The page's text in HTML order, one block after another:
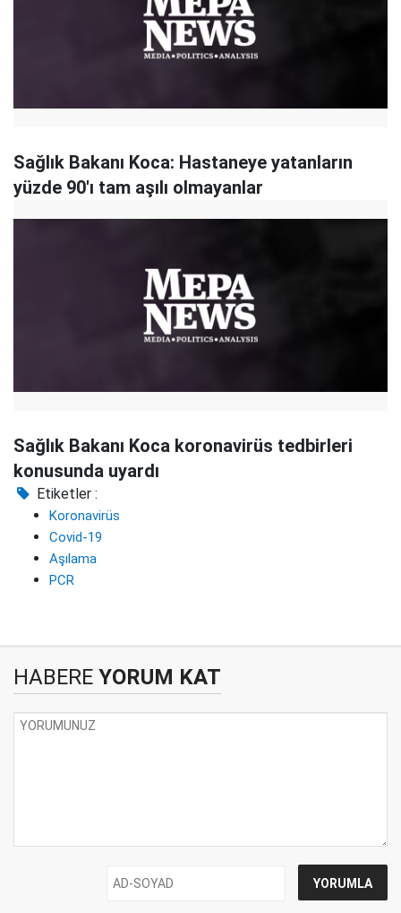
Sağlık Bakanı Koca: Hastaneye yatanların
yüzde 90'ı tam aşılı olmayanlar
Sağlık Bakanı Koca koronavirüs tedbirleri
konusunda uyardı
Etiketler :
Koronavirüs
Covid-19
Aşılama
PCR
HABERE YORUM KAT